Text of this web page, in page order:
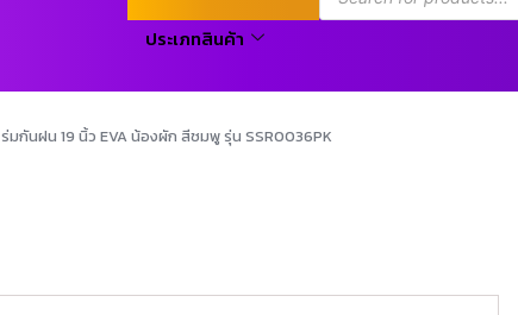
ประเภทสินค้า
ร่มกันฝน 19 นิ้ว EVA น้องผัก สีชมพู รุ่น SSR0036PK